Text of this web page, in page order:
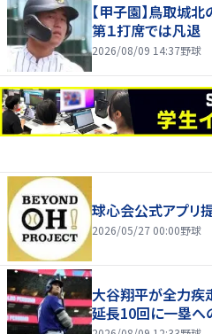
【甲子園】鳥取城
第１打席では凡退
2026/08/09 14:37野球
球心会公式アプリ
2026/05/27 00:00野球
大谷翔平が全力疾
延長10回に一塁へ